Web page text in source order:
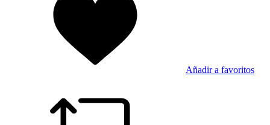
Añadir a favoritos